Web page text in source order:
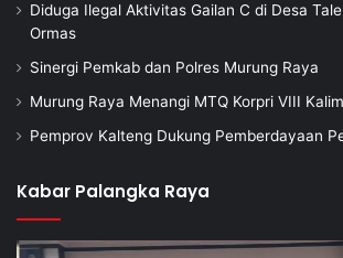
Diduga Ilegal Aktivitas Gailan C di Desa
Ormas
Sinergi Pemkab dan Polres Murung Raya
Murung Raya Menangi MTQ Korpri VIII
Pemprov Kalteng Dukung Pemberdayaan
Kabar Palangka Raya